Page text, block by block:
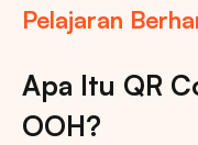
Pelajaran
Apa Itu QR
OOH?